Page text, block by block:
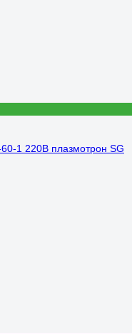
1 220В плазмотрон SG